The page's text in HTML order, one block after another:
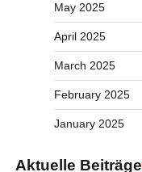
May 2025
April 2025
March 2025
February 2025
January 2025
Aktuelle Beiträge